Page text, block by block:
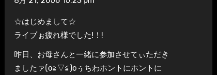
☆はじめまして☆
ライブぉ疲れ様でした!！!
昨日、お母さんと一緒に参加させてぃただき
ましたァ(o≧▽≦)oぅちわホントにホントに